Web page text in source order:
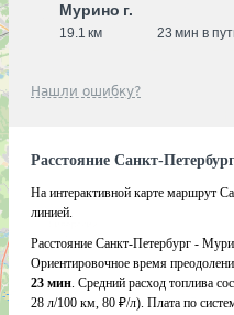
Мурино г.
19.1 км 23 мин в
Нашли ошибку?
Расстояние Санкт-
На интерактивной карте маршрут
линией.
Расстояние Санкт-Петербург -
Ориентировочное время
23 мин. Средний расход топлива
28 л/100 км, 80 ₽/л). Плата по